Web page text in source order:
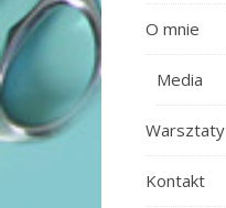
O mnie
Media
Warsztaty
Kontakt